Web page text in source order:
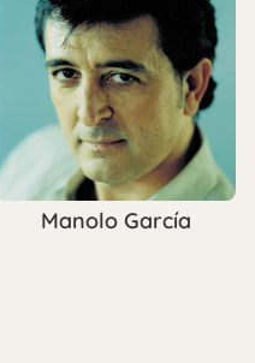
Manolo García